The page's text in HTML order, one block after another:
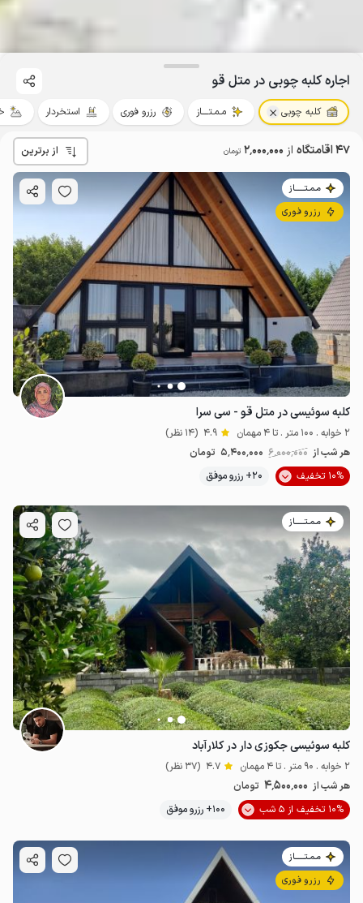
اجاره کلبه چوبی در متل قو
کلبه چوبی مـمـتــــاز رزرو فوری استخردار
47 اقامتگاه از 2٬000٬000 تومان از برترین
مـمـتــــــاز
رزرو فوری
کلبه سوئیسی در متل قو - سی سرا
2 خوابه . 100 متر . تا 4 مهمان 4.9 (14 نظر)
هر شب از 6٬000٬000 5٬400٬000 تومان
10% تخفیف
20+ رزرو موفق
مـمـتــــــاز
کلبه سوئیسی جکوزی دار در کلارآباد
2 خوابه . 90 متر . تا 4 مهمان 4.7 (37 نظر)
هر شب از 4٬500٬000 تومان
10% تخفیف از 5 شب
100+ رزرو موفق
مـمـتــــــاز
رزرو فوری